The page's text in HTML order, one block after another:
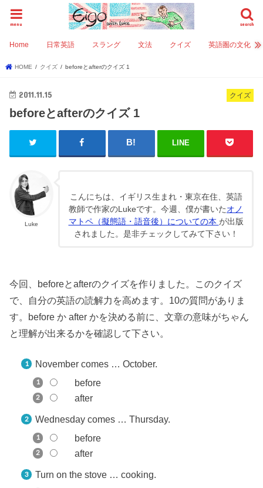
search
menu
Home 日常英語 スラング 文法 クイズ 英語圏の文化
HOME クイズ beforeとafterのクイズ 1
クイズ
2011.11.15
beforeとafterのクイズ 1
LINE
Luke
こんにちは、イギリス生まれ・東京在住、英語
教師で作家のLukeです。今週、僕が書いたオノ
マトペ（擬態語・語音後）についての本 が出版
されました。是非チェックしてみて下さい！
今回、beforeとafterのクイズを作りました。このクイズ
で、自分の英語の読解力を高めます。10の質問がありま
す。before か after かを決める前に、文章の意味がちゃん
と理解が出来るかを確認して下さい。
November comes … October.
before
after
Wednesday comes … Thursday.
before
after
Turn on the stove … cooking.